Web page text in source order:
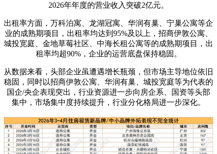
2026年年度的营业收入突破2亿元。
出租率方面，万科泊寓、龙湖冠寓、华润有巢、宁巢公寓等企
业的成熟期项目，出租率均达到95%及以上，招商伊敦公寓、
城投宽庭、金地草莓社区、中海长租公寓等的成熟期项目，出
租率均超90%，企业的运营底盘保持稳固。
从数据来看，头部企业虽遭遇增长瓶颈，但市场主导地位依旧
稳固，同时以招商伊敦公寓、华润有巢、城投宽庭等为代表的
国企/央企表现突出，行业资源进一步向房企系、国资等头部
集中，市场集中度持续提升，行业分化格局进一步深化。